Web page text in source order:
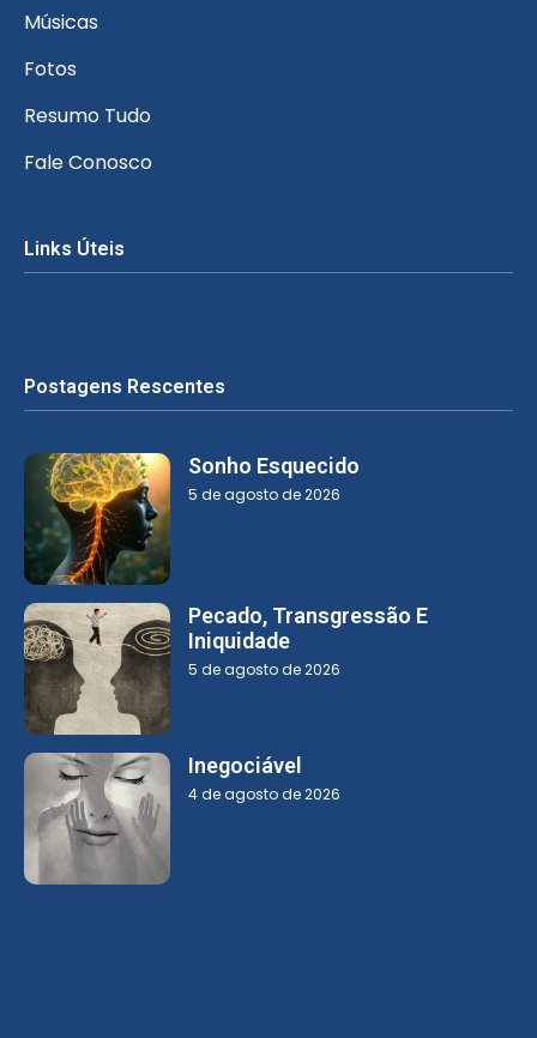
Músicas
Fotos
Resumo Tudo
Fale Conosco
Links Úteis
Postagens Rescentes
Sonho Esquecido
5 de agosto de 2026
Pecado, Transgressão E
Iniquidade
5 de agosto de 2026
Inegociável
4 de agosto de 2026